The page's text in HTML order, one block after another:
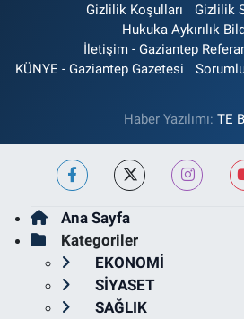
Gizlilik Koşulları
Gizlilik
Hukuka Aykırılık
İletişim - Gaziantep
KÜNYE - Gaziantep Gazetesi
Haber Yazılımı: TE
Ana Sayfa
Kategoriler
EKONOMİ
SİYASET
SAĞLIK